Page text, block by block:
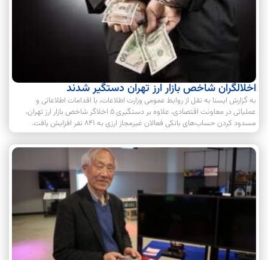
اخلالگران شاخص بازار ارز تهران دستگیر شدند
به گزارش ایسنا به نقل از روابط عمومی وزارت اطلاعات، با اقدامات اطلاعاتی و
عملیاتی در معاونت اقتصادی، علاوه بر دستگیری ۵ اخلاگر شاخص بازار ارز تهران،
مسدود کردن حساب‌های بانکی فعالان غیرمجاز ارزی به ۸۴۱ نفر افزایش یافت.